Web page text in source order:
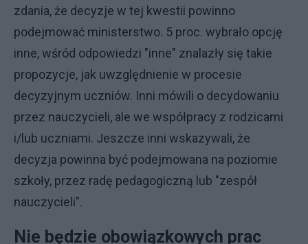
zdania, że decyzje w tej kwestii powinno
podejmować ministerstwo. 5 proc. wybrało opcję
inne, wśród odpowiedzi "inne" znalazły się takie
propozycje, jak uwzględnienie w procesie
decyzyjnym uczniów. Inni mówili o decydowaniu
przez nauczycieli, ale we współpracy z rodzicami
i/lub uczniami. Jeszcze inni wskazywali, że
decyzja powinna być podejmowana na poziomie
szkoły, przez radę pedagogiczną lub "zespół
nauczycieli".
Nie będzie obowiązkowych prac